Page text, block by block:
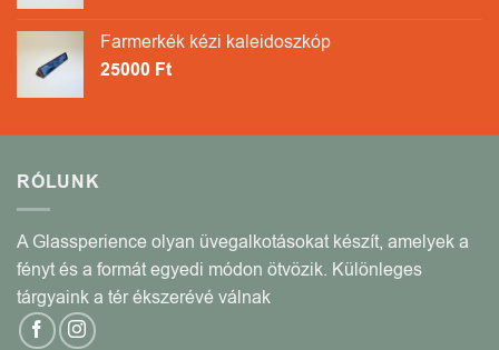
Farmerkék kézi kaleidoszkóp
25000 Ft
RÓLUNK
A Glassperience olyan üvegalkotásokat készít, amelyek a
fényt és a formát egyedi módon ötvözik. Különleges
tárgyaink a tér ékszerévé válnak